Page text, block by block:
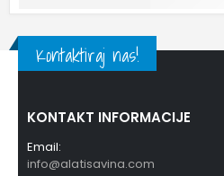
Kontaktiraj nas!
KONTAKT INFORMACIJE
Email:
info@alatisavina.com